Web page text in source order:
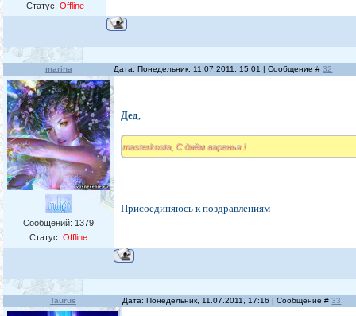
Статус: Offline
marina Дата: Понедельник, 11.07.2011, 15:01 | Сообщение #32
Сообщений: 1379
Статус:Offline
Дед,
masterkosta, С днём варенья !
Присоединяюсь к поздравлениям
Taurus Дата: Понедельник, 11.07.2011, 17:16 | Сообщение #33